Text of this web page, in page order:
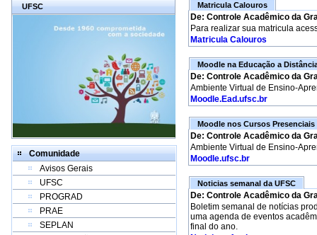
UFSC
Comunidade
Avisos Gerais
UFSC
PROGRAD
PRAE
SEPLAN
Matricula Calouros
De: Controle Acadêmico da
Para realizar sua matricula
Matricula Calouros
Moodle na Educação a
De: Controle Acadêmico da
Ambiente Virtual de Ensino-
Moodle.Ead.ufsc.br
Moodle nos Cursos Presenciais
De: Controle Acadêmico da
Ambiente Virtual de Ensino-
Moodle.ufsc.br
Noticias semanal da UFSC
De: Controle Acadêmico da
Boletim semanal de notícias
uma agenda de eventos
final do ano.